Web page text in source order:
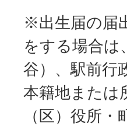
※出生届の届
をする場合は
谷）、駅前行
本籍地または
（区）役所